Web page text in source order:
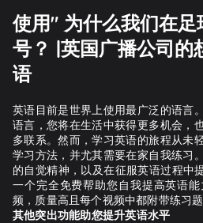
使用" 为什么我们在足
号？ |英国广播公司的
语
英语目前是世界上使用最广泛的语言
语言，您将在生活中获得更多机会，
多联系。然而，学习英语的旅程从未
学习方法，并尤其需要在家自我练习
的自觉精神，以及在征服英语过程中
一个完全免费帮助您自我提高英语
频，质量高且每个视频中都附带练习题
其他突出功能助您提升英语水平